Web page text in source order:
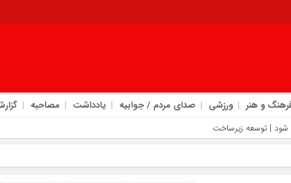
و هنر ورزشی صدای مردم / جوابیه یادداشت مصاحبه